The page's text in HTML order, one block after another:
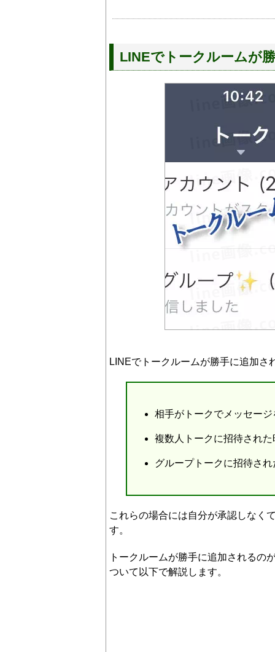
LINEでトークルームが
LINEでトークルームが勝手に追加
相手がトークでメッセー
複数人トークに招待された
グループトークに招待され
これらの場合には自分が承認しなく
す。
トークルームが勝手に追加されるの
ついて以下で解説します。